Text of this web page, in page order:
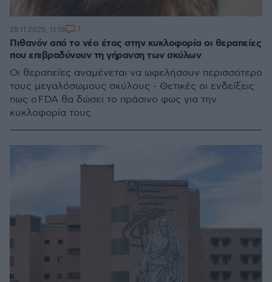
Πιθανόν από το νέο έτος στην κυκλοφορία οι θεραπείες
που επιβραδύνουν τη γήρανση των σκύλων
Οι θεραπείες αναμένεται να ωφελήσουν περισσότερο
τους μεγαλόσωμους σκύλους - Θετικές οι ενδείξεις
πως ο FDA θα δώσει το πράσινο φως για την
κυκλοφορία τους
28.11.2025, 11:18 1